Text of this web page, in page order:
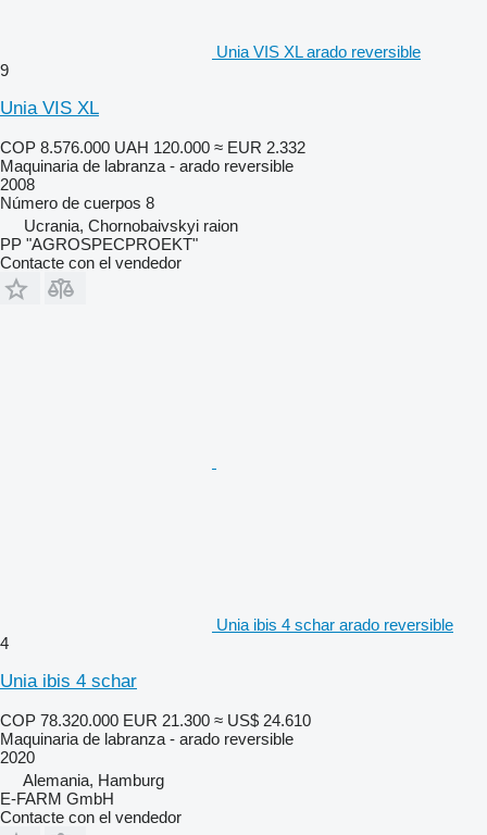
Unia VIS XL arado reversible
9
Unia VIS XL
COP 8.576.000 UAH 120.000 ≈ EUR 2.332
Maquinaria de labranza - arado reversible
2008
Número de cuerpos 8
Ucrania, Chornobaivskyi raion
PP "AGROSPECPROEKT"
Contacte con el vendedor
Unia ibis 4 schar arado reversible
4
Unia ibis 4 schar
COP 78.320.000 EUR 21.300 ≈ US$ 24.610
Maquinaria de labranza - arado reversible
2020
Alemania, Hamburg
E-FARM GmbH
Contacte con el vendedor